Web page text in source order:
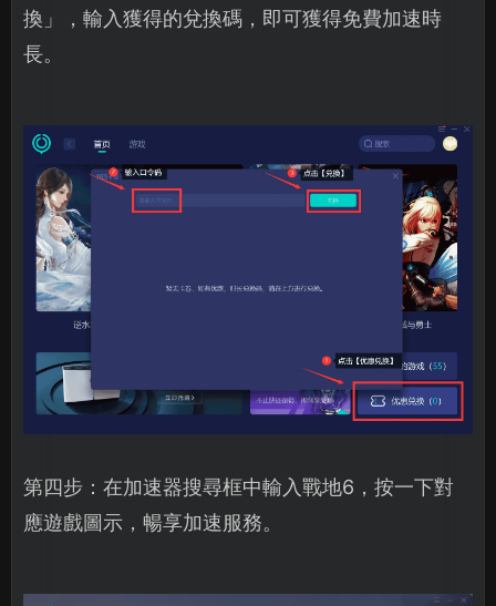
換」，輸入獲得的兌換碼，即可獲得免費加速時
長。
第四步：在加速器搜尋框中輸入戰地6，按一下對
應遊戲圖示，暢享加速服務。